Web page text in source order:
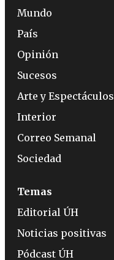
Mundo
País
Opinión
Sucesos
Arte y Espectáculos
Interior
Correo Semanal
Sociedad
Temas
Editorial ÚH
Noticias positivas
Pódcast ÚH